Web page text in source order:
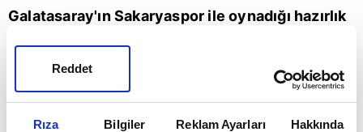
Rıza Bilgiler Reklam Ayarları Hakkında
Reddet
Galatasaray'ın Sakaryaspor ile oynadığı hazırlık
dokunmadan enfes bir asist yaptı.